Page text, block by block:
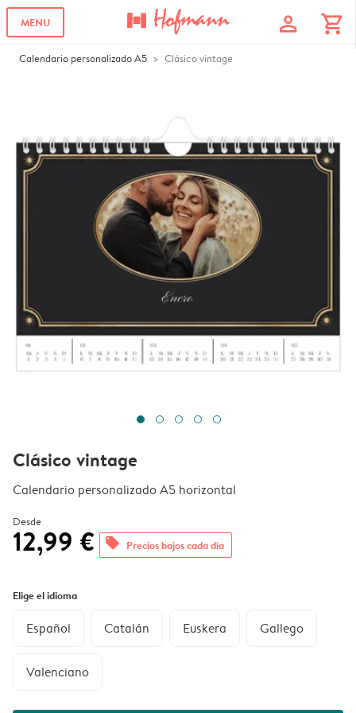
MENU profile shopping_cart
Calendario personalizado A5 Clásico vintage
Clásico vintage
Calendario personalizado A5 horizontal
Desde
12,99 € offers Precios bajos cada día
Elige el idioma
Español Catalán Euskera Gallego
Valenciano